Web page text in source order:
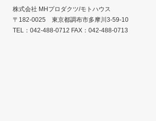
株式会社 MHプロダクツ/モトハウス
〒182-0025 東京都調布市多摩川3-59-10
TEL：042-488-0712 FAX：042-488-0713